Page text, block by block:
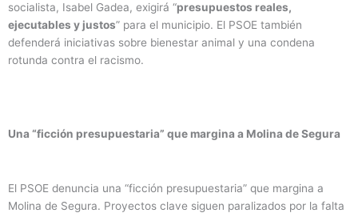
socialista, Isabel Gadea, exigirá “presupuestos reales,
ejecutables y justos” para el municipio. El PSOE también
defenderá iniciativas sobre bienestar animal y una condena
rotunda contra el racismo.
Una “ficción presupuestaria” que margina a Molina de Segura
El PSOE denuncia una “ficción presupuestaria” que margina a
Molina de Segura. Proyectos clave siguen paralizados por la falta